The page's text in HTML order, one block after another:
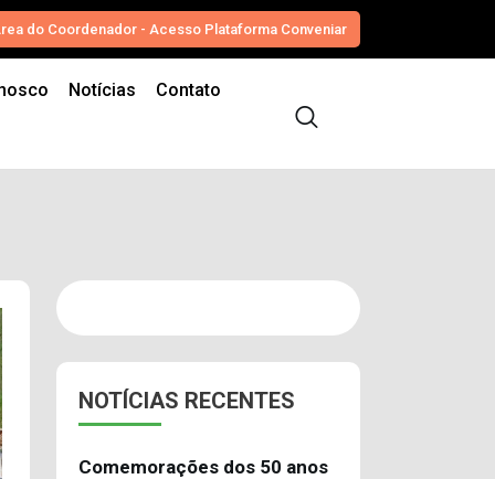
do Coordenador - Acesso Plataforma Conveniar
Notícias Contato
NOTÍCIAS RECENTES
Comemorações dos 50 anos